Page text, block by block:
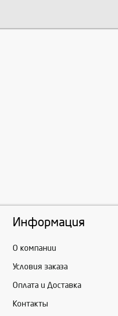
Информация
О компании
Условия заказа
Оплата и Доставка
Контакты